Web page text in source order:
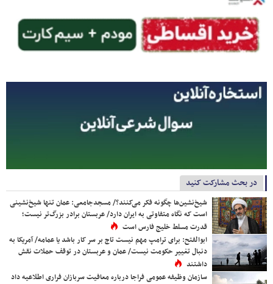
در بحث مشارکت کنید
شیخ‌نشین‌ها چگونه فکر می‌کنند؟/ مسجدجامعی: عمان تنها شیخ‌نشینی
است که نگاه متفاوتی به ایران دارد/ عربستان برادر بزرگ‌تر نیست؛
قدرت مسلط خلیج فارس است
ابوالفتح: برای ترامپ مهم نیست تاج بر سر کار باشد یا عمامه/ آمریکا به
دنبال تغییر حکومت نیست/ عمان و عربستان در توقف حملات نقش
داشتند
سازمان وظیفه عمومی فراجا درباره معافیت سربازان فراری اطلاعیه داد